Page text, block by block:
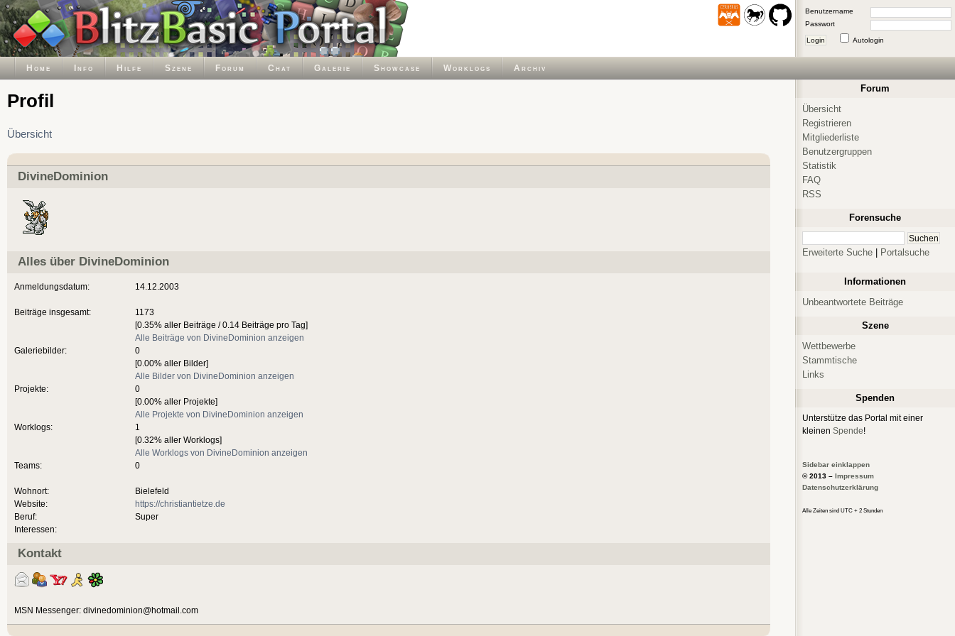
Benutzername
Passwort
Login Autologin
Home Info Hilfe Szene Forum Chat Galerie Showcase Worklogs Archiv
Profil
Übersicht
DivineDominion
Alles über DivineDominion
Anmeldungsdatum:
Beiträge insgesamt:
Galeriebilder:
Projekte:
Worklogs:
Teams:
Wohnort:
Website:
Beruf:
Interessen:
14.12.2003
1173
[0.35% aller Beiträge / 0.14 Beiträge pro Tag]
Alle Beiträge von DivineDominion anzeigen
0
[0.00% aller Bilder]
Alle Bilder von DivineDominion anzeigen
0
[0.00% aller Projekte]
Alle Projekte von DivineDominion anzeigen
1
[0.32% aller Worklogs]
Alle Worklogs von DivineDominion anzeigen
0
Bielefeld
https://christiantietze.de
Super
Kontakt
MSN Messenger: divinedominion@hotmail.com
Forum
Übersicht
Registrieren
Mitgliederliste
Benutzergruppen
Statistik
FAQ
RSS
Forensuche
Erweiterte Suche Portalsuche
Informationen
Unbeantwortete Beiträge
Szene
Wettbewerbe
Stammtische
Links
Spenden
Unterstütze das Portal mit einer
kleinen Spende!
Sidebar einklappen
© 2013 – Impressum
Datenschutzerklärung
Alle Zeiten sind UTC + 2 Stunden